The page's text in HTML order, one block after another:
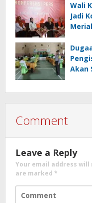
Wali
Jadi
Akan
Comment
Leave a Reply
Your email address will
are marked *